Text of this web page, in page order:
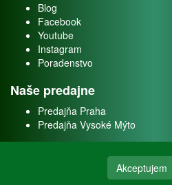
Blog
Facebook
Youtube
Instagram
Poradenstvo
Naše predajne
Predajňa Praha
Predajňa Vysoké Mýto
Akceptujem